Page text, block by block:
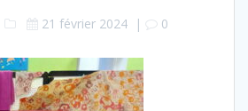
21 février 2024| 0